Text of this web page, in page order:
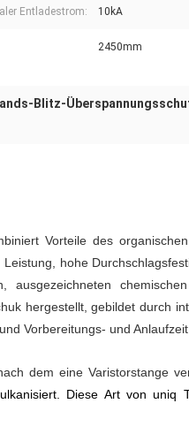
Entladestrom: 10kA
2450mm
Blitz-
Vorteile des
hohe
ausgezeichneten
hergestellt, gebildet durch
Vorbereitungs- und
dem eine Varistorstange
. Diese Art von uniq